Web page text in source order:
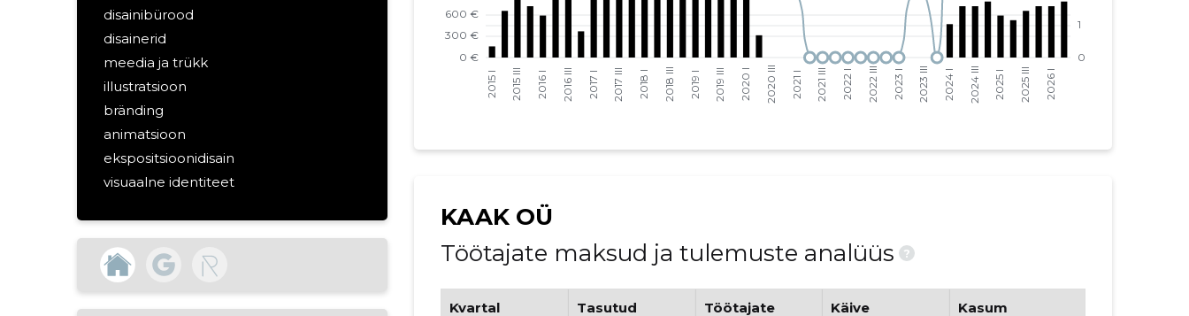
disainibürood
disainerid
meedia ja trükk
illustratsioon
bränding
animatsioon
ekspositsioonidisain
visuaalne identiteet
graafiline disain ja visuaalne
kommunikatsioon
tootedisain ja arendus
KAAK OÜ
Töötajate maksud ja tulemuste analüüs
?
Kvartal
Tasutud
Töötajate
Käive
Kasum